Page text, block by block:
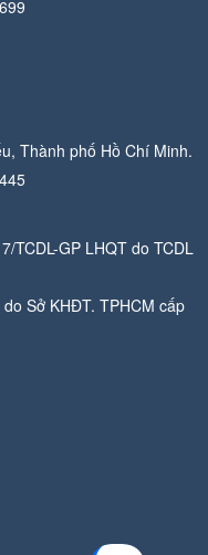
Thành phố Hồ Chí Minh.
TCDL-GP LHQT do TCDL
Sở KHĐT. TPHCM cấp